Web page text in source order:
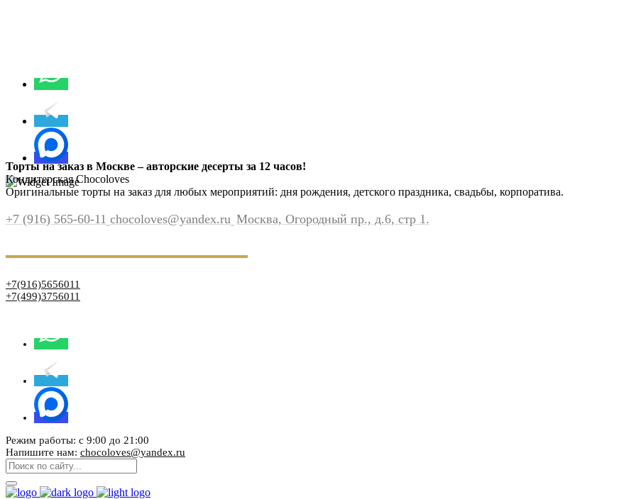
Торты на заказ в Москве – авторские десерты за 12 часов!
Кондитерская Chocoloves
Оригинальные торты на заказ для любых мероприятий: дня рождения, детского праздника, свадьбы, корпоратива.
+7 (916) 565-60-11 chocoloves@yandex.ru Москва, Огородный пр., д.6, стр 1.
+7(916)5656011
+7(499)3756011
Режим работы: с 9:00 до 21:00
Напишите нам: chocoloves@yandex.ru